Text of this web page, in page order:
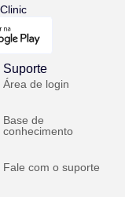
Suporte
Área de login
Base de
conhecimento
Fale com o suporte